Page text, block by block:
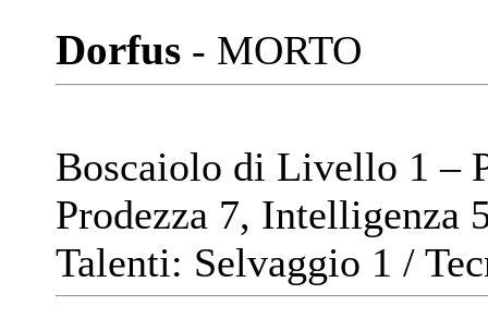
Dorfus - MORTO
Boscaiolo di Livello 1 –
Prodezza 7, Intelligenza
Talenti: Selvaggio 1 /